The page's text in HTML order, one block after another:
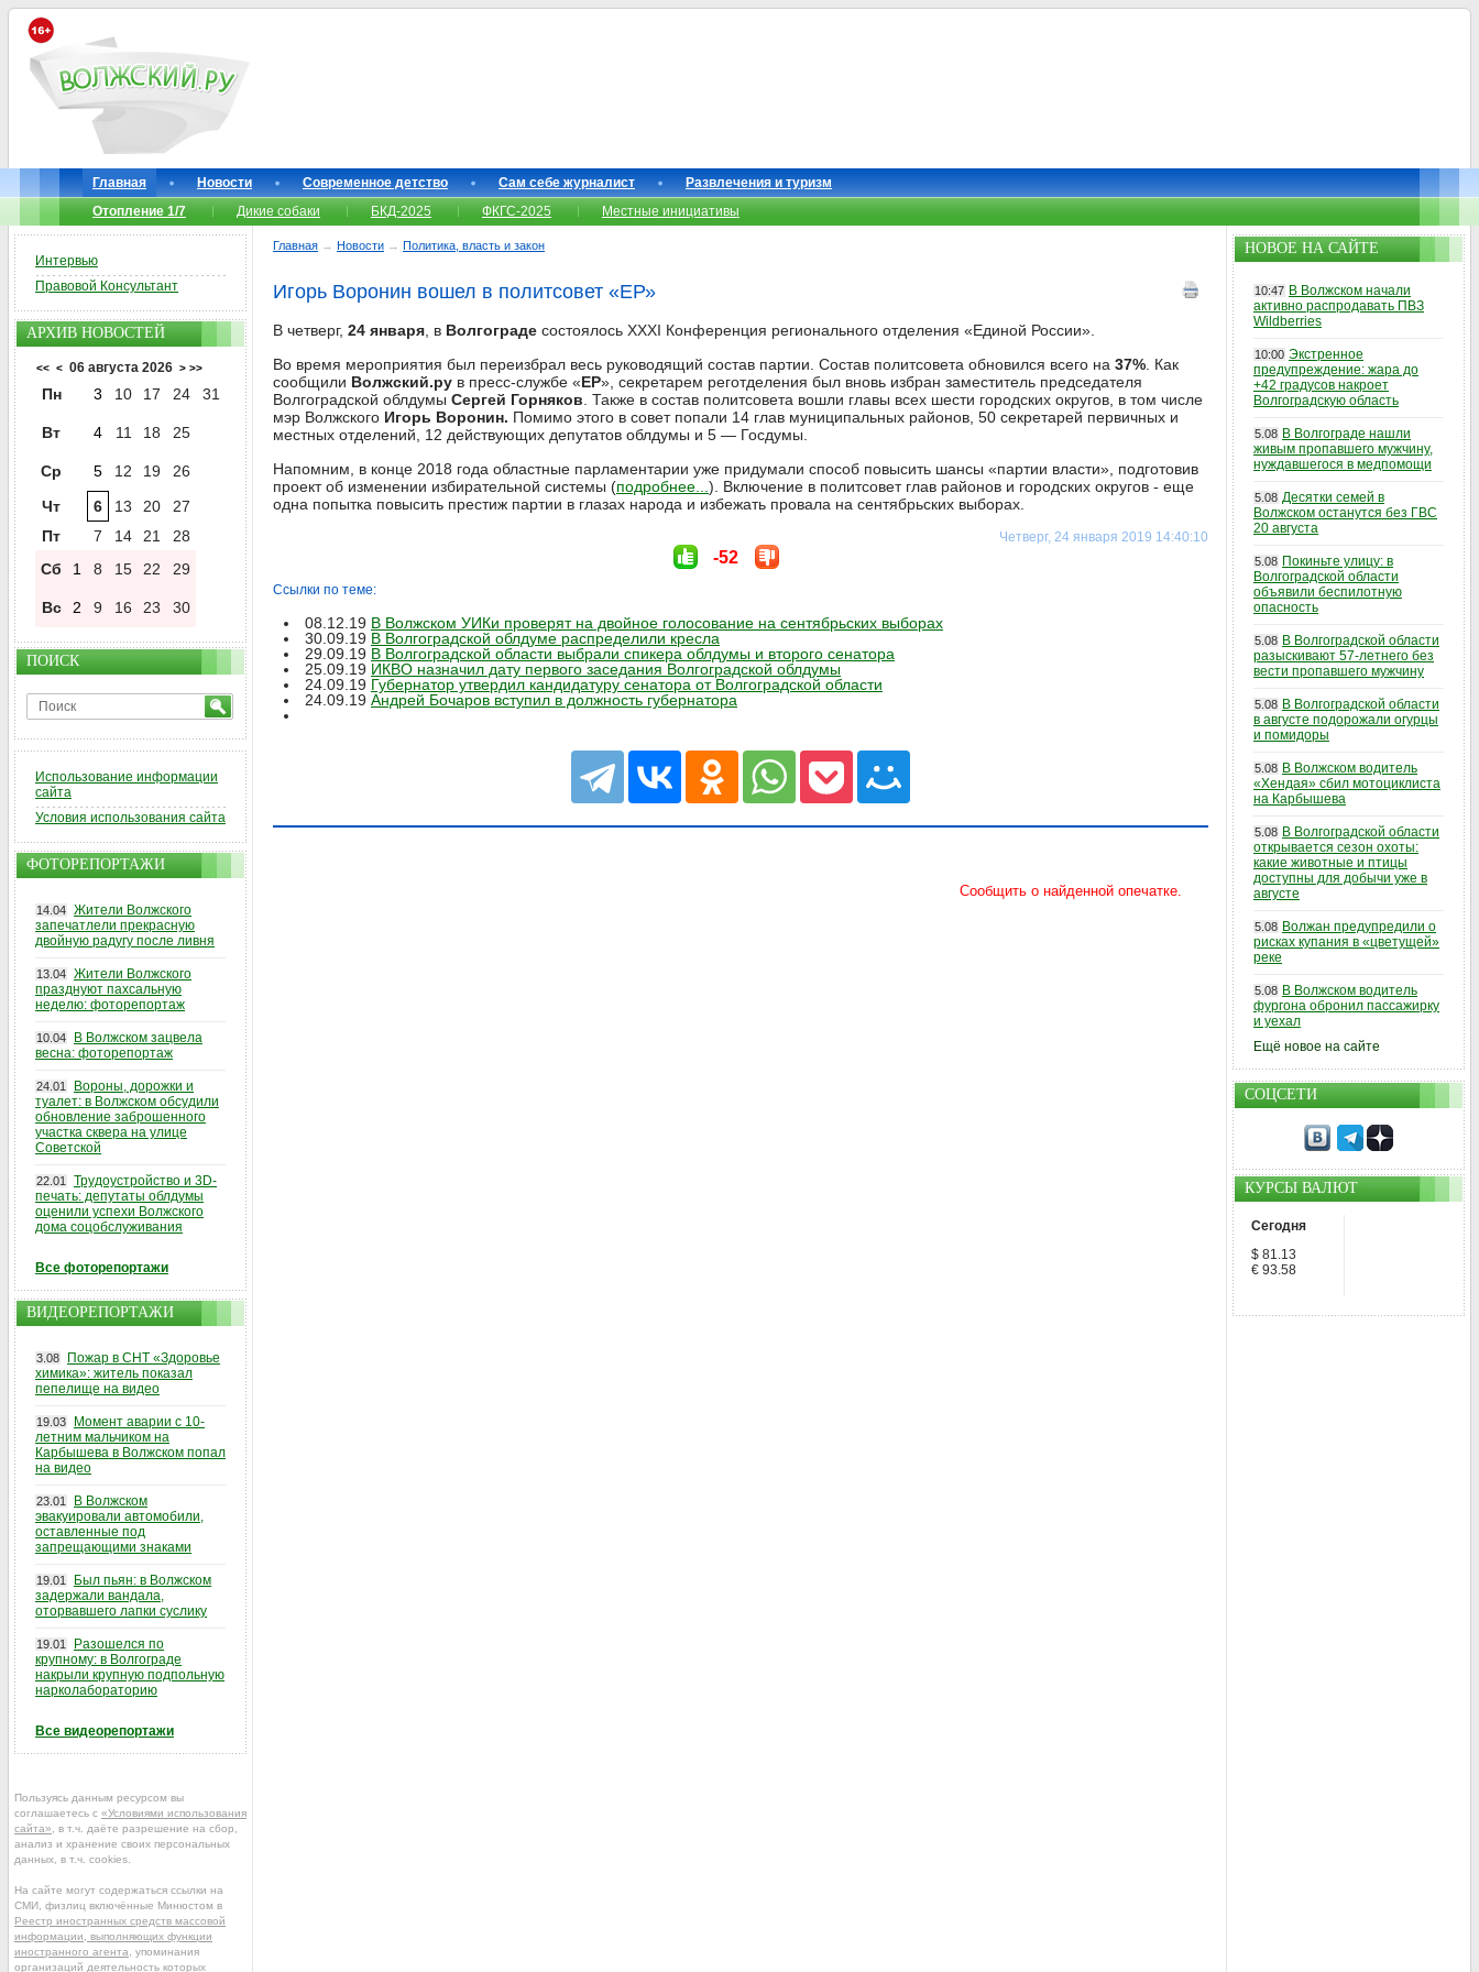
Главная Новости Современное детство Сам себе журналист
Развлечения и туризм
Отопление 1/7
Дикие собаки БКД-2025 ФКГС-2025 Местные инициативы
Главная → Новости → Политика, власть и закон
Игорь Воронин вошел в политсовет «ЕР»
В четверг, 24 января , в Волгограде состоялось XXXI Конференция регионального отделения «Единой России».
Во время мероприятия был переизбрал весь руководящий состав партии. Состав политсовета обновился всего на 37% . Как
сообщили Волжский.ру в пресс-службе «ЕР», секретарем реготделения был вновь избран заместитель председателя
Волгоградской облдумы Сергей Горняков . Также в состав политсовета вошли главы всех шести городских округов, в том числе
мэр Волжского Игорь Воронин. Помимо этого в совет попали 14 глав муниципальных районов, 50 секретарей первичных и
местных отделений, 12 действующих депутатов облдумы и 5 — Госдумы.
Напомним, в конце 2018 года областные парламентарии уже придумали способ повысить шансы «партии власти», подготовив
проект об изменении избирательной системы (подробнее... ). Включение в политсовет глав районов и городских округов - еще
одна попытка повысить престиж партии в глазах народа и избежать провала на сентябрьских выборах.
Четверг, 24 января 2019 14:40:10
-52
Ссылки по теме:
08.12.19 В Волжском УИКи проверят на двойное голосование на сентябрьских выборах
30.09.19 В Волгоградской облдуме распределили кресла
29.09.19 В Волгоградской области выбрали спикера облдумы и второго сенатора
25.09.19 ИКВО назначил дату первого заседания Волгоградской облдумы
24.09.19 Губернатор утвердил кандидатуру сенатора от Волгоградской области
24.09.19 Андрей Бочаров вступил в должность губернатора
Интервью
Правовой Консультант
АРХИВ НОВОСТЕЙ
<< < 06 августа 2026 > >>
Пн 3 10 17 24 31
Вт 4 11 18 25
Ср 5 12 19
26
Чт
6 13 20
27
Пт
7 14 21
28
Сб
1 8 15 22 29
Вс 2 9 16 23 30
ПОИСК
Использование информации
сайта
Условия использования сайта
ФОТОРЕПОРТАЖИ
14.04 Жители Волжского
запечатлели прекрасную
двойную радугу после ливня
13.04 Жители Волжского
празднуют пахсальную
неделю: фоторепортаж
10.04
В Волжском зацвела
весна: фоторепортаж
24.01
Вороны, дорожки и
туалет: в Волжском обсудили
обновление заброшенного
участка сквера на улице
Советской
22.01
Трудоустройство и 3D-
печать: депутаты облдумы
оценили успехи Волжского
дома соцобслуживания
Все фоторепортажи
ВИДЕОРЕПОРТАЖИ
3.08
Пожар в СНТ «Здоровье
химика»: житель показал
пепелище на видео
19.03
Момент аварии с 10-
летним мальчиком на
Карбышева в Волжском попал
на видео
23.01
В Волжском
эвакуировали автомобили,
оставленные под
запрещающими знаками
19.01
Был пьян: в Волжском
задержали вандала,
оторвавшего лапки суслику
19.01
Разошелся по
крупному: в Волгограде
накрыли крупную подпольную
нарколабораторию
Все видеорепортажи
Пользуясь данным ресурсом вы
соглашаетесь с «Условиями использования
сайта» , в т.ч. даёте разрешение на сбор,
анализ и хранение своих персональных
данных, в т.ч. cookies.
На сайте могут содержаться ссылки на
СМИ, физлиц включённые Минюстом в
Реестр иностранных средств массовой
информации, выполняющих функции
иностранного агента , упоминания
организаций деятельность которых
НОВОЕ НА САЙТЕ
10:47 В Волжском начали
активно распродавать ПВЗ
Wildberries
10:00 Экстренное
предупреждение: жара до
+42 градусов накроет
Волгоградскую область
5.08 В Волгограде нашли
живым пропавшего мужчину,
нуждавшегося в медпомощи
5.08 Десятки семей в
Волжском останутся без ГВС
20 августа
5.08 Покиньте улицу: в
Волгоградской области
объявили беспилотную
опасность
5.08 В Волгоградской области
разыскивают 57-летнего без
вести пропавшего мужчину
5.08 В Волгоградской области
в августе подорожали огурцы
и помидоры
5.08 В Волжском водитель
«Хендая» сбил мотоциклиста
на Карбышева
5.08 В Волгоградской области
открывается сезон охоты:
какие животные и птицы
доступны для добычи уже в
августе
5.08 Волжан предупредили о
рисках купания в «цветущей»
реке
5.08 В Волжском водитель
фургона обронил пассажирку
и уехал
Ещё новое на сайте
СОЦСЕТИ
КУРСЫ ВАЛЮТ
Сегодня
$ 81.13
€ 93.58